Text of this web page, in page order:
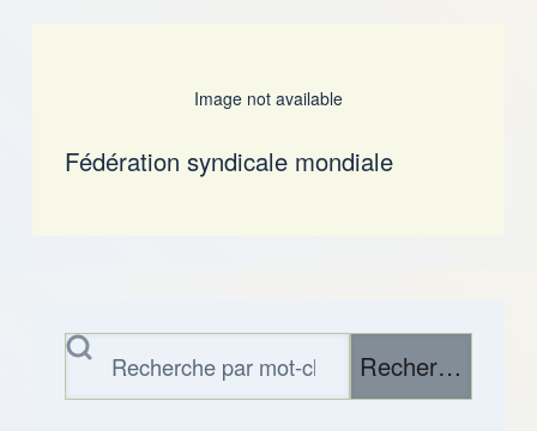
Image not available
Fédération syndicale mondiale
Rechercher